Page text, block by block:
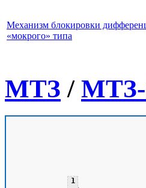
Механизм блокировки
«мокрого» типа
МТЗ / МТЗ-
1
1